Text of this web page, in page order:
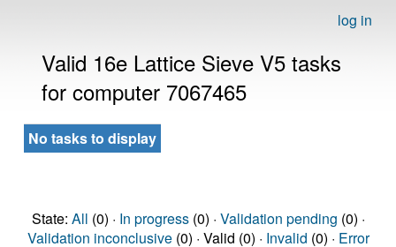
log in
Valid 16e Lattice Sieve V5 tasks
for computer 7067465
No tasks to display
State: All (0) · In progress(0) · Validation pending (0) ·
Validation inconclusive(0) · Valid (0) · Invalid (0) · Error